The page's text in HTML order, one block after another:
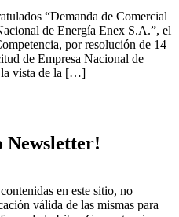
“Demanda de Comercial
de Energía Enex S.A.”, el
por resolución de 14
de Empresa Nacional de
la vista de la […]
Newsletter!
en este sitio, no
válida de las mismas para